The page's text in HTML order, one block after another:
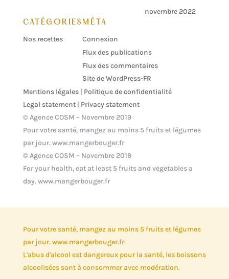
novembre 2022
CATÉGORIES
Nos recettes
MÉTA
Connexion
Flux des publications
Flux des commentaires
Site de WordPress-FR
Mentions légales| Politique de confidentialité
Legal statement| Privacy statement
© Agence COSM – Novembre 2019
Pour votre santé, mangez au moins 5 fruits et légumes
par jour. www.mangerbouger.fr
© Agence COSM – Novembre 2019
For your health, eat at least 5 fruits and vegetables a
day. www.mangerbouger.fr
Pour votre santé, mangez au moins 5 fruits et légumes
par jour. www.mangerbouger.fr
L'abus d'alcool est dangereux pour la santé, les boissons
alcoolisées sont à consommer avec modération.